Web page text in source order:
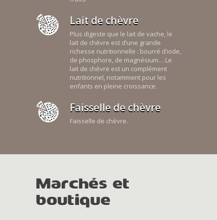
Lait de chèvre
Plus digeste que le lait de vache, le
lait de chèvre est d’une grande
richesse nutritionnelle : bourré d’iode,
de phosphore, de magnésium… Le
lait de chèvre est un complément
nutritionnel, notamment pour les
enfants en pleine croissance.
Faisselle de chèvre
Faisselle de chèvre.
Marchés et
boutique